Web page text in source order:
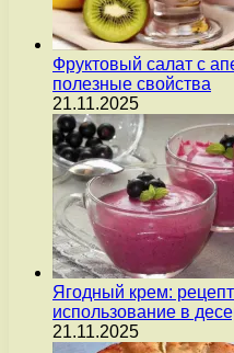
Фруктовый салат с
полезные свойства
21.11.2025
Ягодный крем:
использование в
21.11.2025